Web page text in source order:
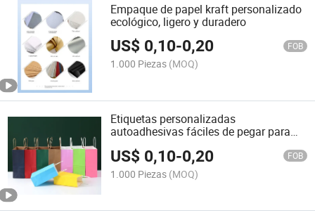
Empaque de papel kraft personalizado
ecológico, ligero y duradero
US$ 0,10-0,20 FOB
1.000 Piezas (MOQ)
Etiquetas personalizadas
autoadhesivas fáciles de pegar para
US$ 0,10-0,20 FOB
1.000 Piezas (MOQ)